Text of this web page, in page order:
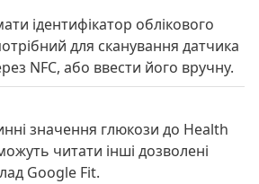
ідентифікатор облікового
для сканування датчика
NFC, або ввести його вручну.
значення глюкози до Health
читати інші дозволені
Google Fit.